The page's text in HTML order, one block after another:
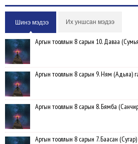
Шинэ мэдээ Их уншсан мэдээ
Аргын тооллын 8 сарын 10. Даваа
Аргын тооллын 8 сарын 9. Ням (Адьяа)
Аргын тооллын 8 сарын 8. Бямба
Аргын тооллын 8 сарын 7. Баасан